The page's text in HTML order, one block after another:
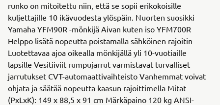
runko on mitoitettu niin, että se sopii erikokoisille
kuljettajille 10 ikävuodesta ylöspäin. Nuorten suosikki
Yamaha YFM90R -mönkijä Aivan kuten iso YFM700R
Helppo lisätä nopeutta poistamalla sähköinen rajoitin
Luotettavaa ajoa oikealla mönkijällä yli 10-vuotiaille
lapsille Vesitiiviit rumpujarrut varmistavat turvalliset
jarrutukset CVT-automaattivaihteisto Vanhemmat voivat
ohjata ja säätää nopeutta kaasun rajoittimella Mitat
(PxLxK): 149 x 88,5 x 91 cm Märkäpaino 120 kg ANSI-